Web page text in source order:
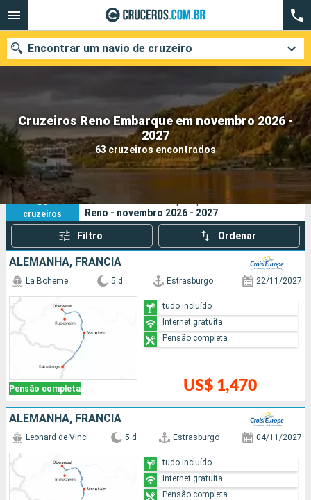
Cruzeiros Reno Embarque em novembro 2026 -
2027
63 cruzeiros encontrados
Encontrar um navio de cruzeiro
Quando ir?
Data de partida
Cidades
Pesquisar
63
cruzeiros
Os seus critérios de pesquisa:
Reno - novembro 2026 - 2027
Filtro Ordenar
ALEMANHA, FRANCIA
Pensão completa
La Boheme 5 d Estrasburgo 22/11/2027
US$ 1,470
tudo incluído
Internet gratuita
Pensão completa
ALEMANHA, FRANCIA
Leonard de Vinci 5 d Estrasburgo 04/11/2027
tudo incluído
Internet gratuita
Pensão completa